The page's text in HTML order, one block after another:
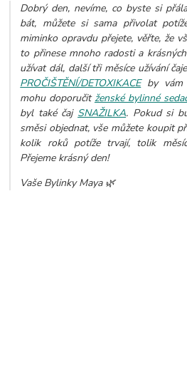
Dobrý den, nevíme, co byste si
bát, můžete si sama přivolat
miminko opravdu přejete, věřte, že
to přinese mnoho radosti a
užívat dál, další tři měsíce užívání čaje
PROČIŠTĚNÍ/DETOXIKACEby vám
mohu doporučitženské bylinné
byl také čaj SNAŽILKA. Pokud si
směsi objednat, vše můžete koupit
kolik roků potíže trvají, tolik
Přejeme krásný den!
Vaše Bylinky Maya 🌿